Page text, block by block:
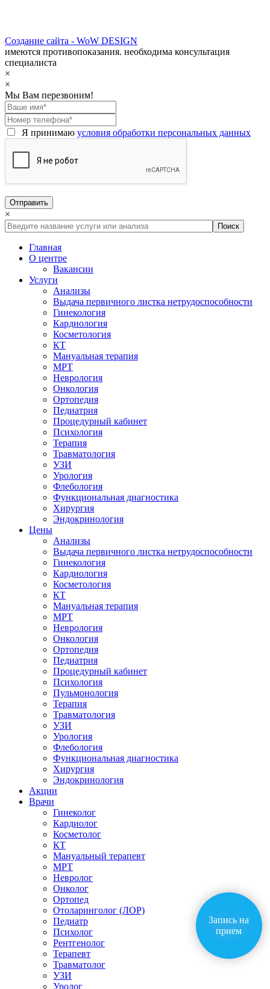
Создание сайта - WoW DESIGN
имеются противопоказания. необходима консультация
специалиста
×
×
Мы Вам перезвоним!
Я принимаю условия обработки персональных данных
×
Главная
О центре
Вакансии
Услуги
Анализы
Выдача первичного листка нетрудоспособности
Гинекология
Кардиология
Косметология
КТ
Мануальная терапия
МРТ
Неврология
Онкология
Ортопедия
Педиатрия
Процедурный кабинет
Психология
Терапия
Травматология
УЗИ
Урология
Флебология
Функциональная диагностика
Хирургия
Эндокринология
Цены
Анализы
Выдача первичного листка нетрудоспособности
Гинекология
Кардиология
Косметология
КТ
Мануальная терапия
МРТ
Неврология
Онкология
Ортопедия
Педиатрия
Процедурный кабинет
Психология
Пульмонология
Терапия
Травматология
УЗИ
Урология
Флебология
Функциональная диагностика
Хирургия
Эндокринология
Акции
Врачи
Гинеколог
Кардиолог
Косметолог
КТ
Мануальный терапевт
МРТ
Невролог
Онколог
Ортопед
Отоларинголог (ЛОР)
Педиатр
Психолог
Рентгенолог
Терапевт
Травматолог
УЗИ
Уролог
Запись на
прием